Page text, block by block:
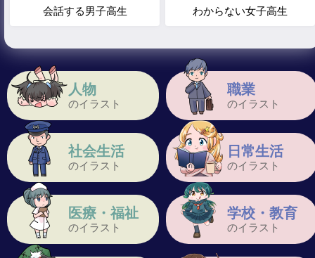
人物
のイラスト
職業
のイラスト
社会生活
のイラスト
日常生活
のイラスト
医療・福祉
のイラスト
学校・教育
のイラスト
会話する男子高生 わからない女子高生